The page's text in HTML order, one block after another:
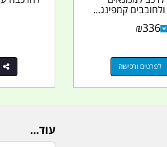
קמפינג...
₪336
לפרטים ורכישה
עוד...